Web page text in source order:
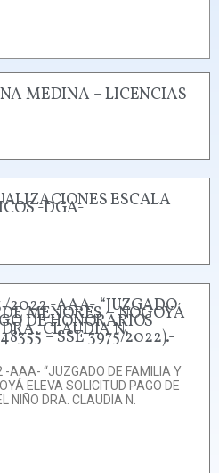
MEDINA – LICENCIAS
ESCALA
-DGA-
2022 -AAA- “JUZGADO
MENORES – NOGOYÁ
DE HONORARIOS
CLAUDIA N.
– SSE 3975/2022).-
AAA- “JUZGADO DE FAMILIA Y
ELEVA SOLICITUD PAGO DE
NIÑO DRA. CLAUDIA N.